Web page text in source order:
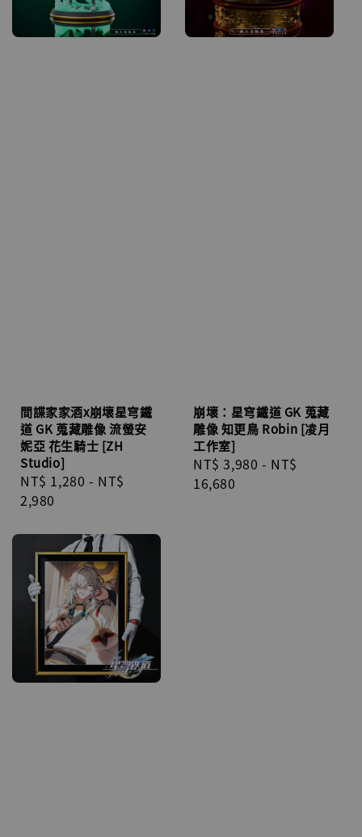
間諜家家酒x崩壞星穹鐵
道 GK 蒐藏雕像 流螢安
妮亞 花生騎士 [ZH
Studio]
Regular
price
NT$ 1,280 - NT$
2,980
崩壞：星穹鐵道 GK 蒐藏
雕像 知更鳥 Robin [凌月
工作室]
Regular
price
NT$ 3,980 - NT$
16,680